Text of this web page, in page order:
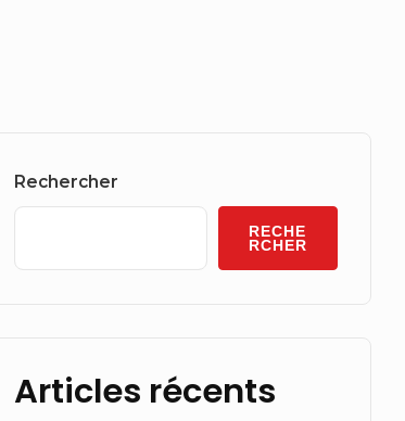
Widget
Rechercher
RECHE
RCHER
Articles récents